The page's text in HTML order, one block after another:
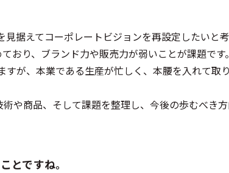
据えてコーポレートビジョンを再設定したいと考
おり、ブランド力や販売力が弱いことが課題で
が、本業である生産が忙しく、本腰を入れて取
や商品、そして課題を整理し、今後の歩むべき
とですね。